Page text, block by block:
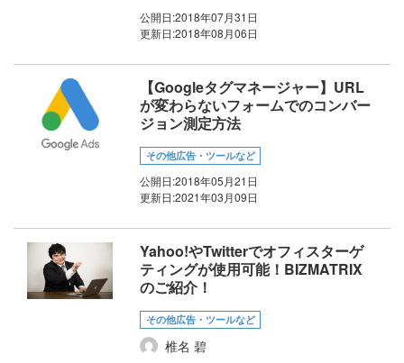
公開日:2018年07月31日
更新日:2018年08月06日
【Googleタグマネージャー】URL
が変わらないフォームでのコンバー
ジョン測定方法
その他広告・ツールなど
公開日:2018年05月21日
更新日:2021年03月09日
Yahoo!やTwitterでオフィスターゲ
ティングが使用可能！BIZMATRIX
のご紹介！
その他広告・ツールなど
椎名 碧